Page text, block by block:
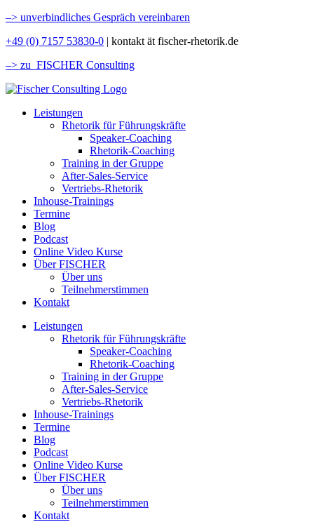
–> unverbindliches Gespräch vereinbaren
+49 (0) 7157 53830-0 | kontakt ät fischer-rhetorik.de
–> zu FISCHER Consulting
Leistungen
Rhetorik für Führungskräfte
Speaker-Coaching
Rhetorik-Coaching
Training in der Gruppe
After-Sales-Service
Vertriebs-Rhetorik
Inhouse-Trainings
Termine
Blog
Podcast
Online Video Kurse
Über FISCHER
Über uns
Teilnehmerstimmen
Kontakt
Leistungen
Rhetorik für Führungskräfte
Speaker-Coaching
Rhetorik-Coaching
Training in der Gruppe
After-Sales-Service
Vertriebs-Rhetorik
Inhouse-Trainings
Termine
Blog
Podcast
Online Video Kurse
Über FISCHER
Über uns
Teilnehmerstimmen
Kontakt